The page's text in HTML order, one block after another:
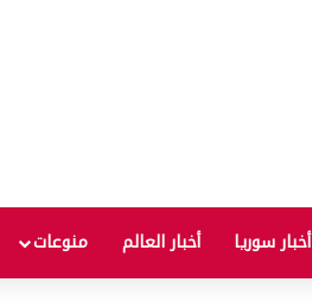
أخبار سوريا أخبار العالم منوعات